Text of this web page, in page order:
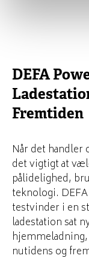
DEFA
Fremtiden
Når det
det vigtigt at
pålidelighed,
teknologi.
testvinder i en
ladestation sat
nutidens og